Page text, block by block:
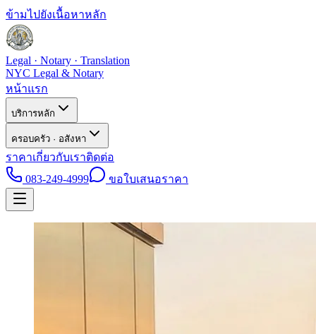
ข้ามไปยังเนื้อหาหลัก
Legal · Notary · Translation
NYC Legal & Notary
หน้าแรก
บริการหลัก
ครอบครัว · อสังหา
ราคาเกี่ยวกับเราติดต่อ
083-249-4999
ขอใบเสนอราคา